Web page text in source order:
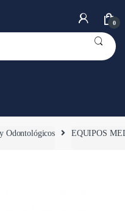
0
Odontológicos EQUIPOS